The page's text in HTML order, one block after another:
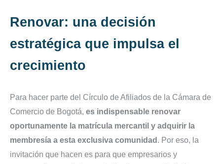
Renovar: una decisión
estratégica que impulsa el
crecimiento
Para hacer parte del Círculo de Afiliados de la Cámara de
Comercio de Bogotá, es indispensable renovar
oportunamente la matrícula mercantil y adquirir la
membresía a esta exclusiva comunidad . Por eso, la
invitación que hacen es para que empresarios y